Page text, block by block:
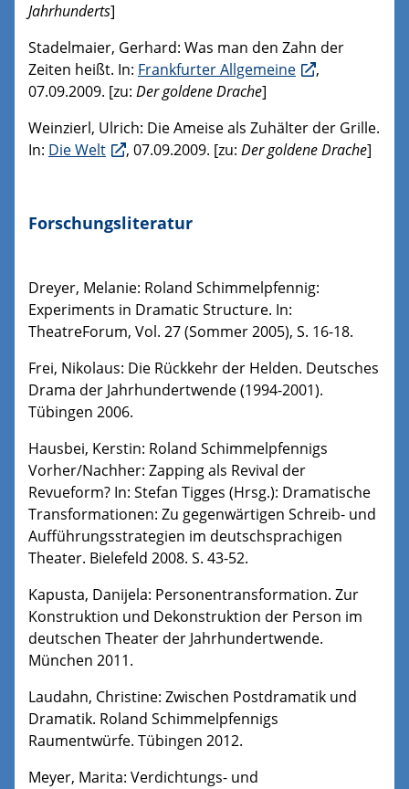
Jahrhunderts]
Stadelmaier, Gerhard: Was man den Zahn der
Zeiten heißt. In: Frankfurter Allgemeine
,
07.09.2009. [zu: Der goldene Drache]
Weinzierl, Ulrich: Die Ameise als Zuhälter der Grille.
In: Die Welt , 07.09.2009. [zu: Der goldene Drache]
Forschungsliteratur
Dreyer, Melanie: Roland Schimmelpfennig:
Experiments in Dramatic Structure. In:
TheatreForum, Vol. 27 (Sommer 2005), S. 16-18.
Frei, Nikolaus: Die Rückkehr der Helden. Deutsches
Drama der Jahrhundertwende (1994-2001).
Tübingen 2006.
Hausbei, Kerstin: Roland Schimmelpfennigs
Vorher/Nachher: Zapping als Revival der
Revueform? In: Stefan Tigges (Hrsg.): Dramatische
Transformationen: Zu gegenwärtigen Schreib- und
Aufführungsstrategien im deutschsprachigen
Theater. Bielefeld 2008. S. 43-52.
Kapusta, Danijela: Personentransformation. Zur
Konstruktion und Dekonstruktion der Person im
deutschen Theater der Jahrhundertwende.
München 2011.
Laudahn, Christine: Zwischen Postdramatik und
Dramatik. Roland Schimmelpfennigs
Raumentwürfe. Tübingen 2012.
Meyer, Marita: Verdichtungs- und